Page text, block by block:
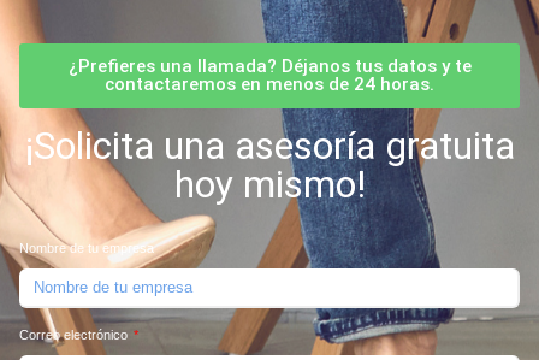
¿Prefieres una llamada? Déjanos tus datos y te
contactaremos en menos de 24 horas.
¡Solicita una asesoría gratuita
hoy mismo!
Nombre de tu empresa
Correo electrónico